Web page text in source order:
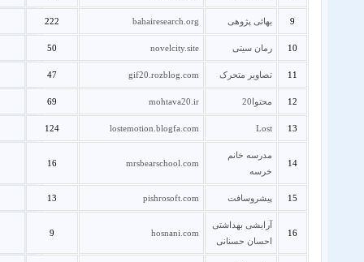
9 بهائی پژوهی bahairesearch.org
222
10 رمان سیتی novelcity.site
50
11 تصاویر متحرک gif20.rozblog.com
47
12 محتوا20 mohtava20.ir
69
13
Lost
lostemotion.blogfa.com
124
14
مدرسه خانم
خرسه
mrsbearschool.com
16
15 پیشروسافت pishrosoft.com
13
16
آرایشی بهداشتی
احسان حسنانی
hosnani.com
9